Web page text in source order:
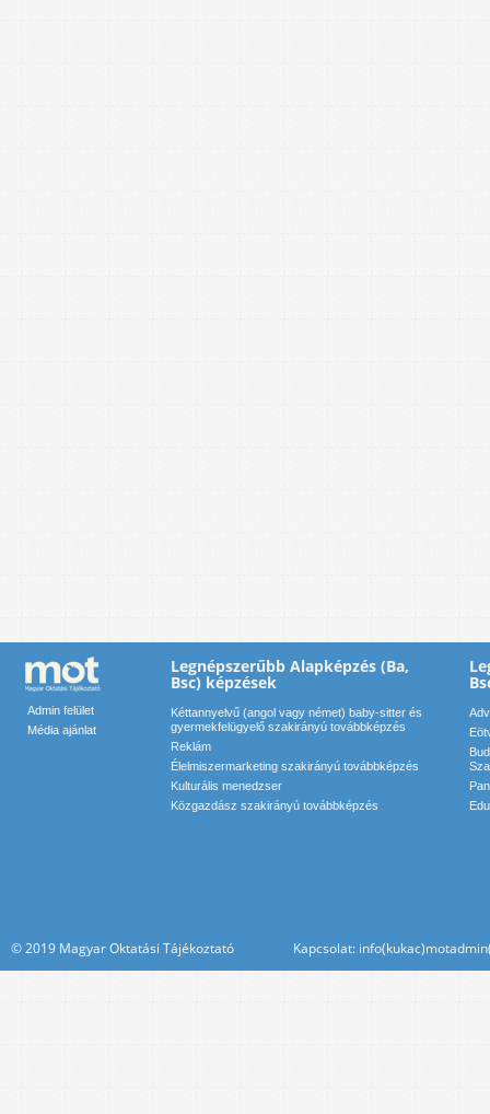
Admin felület
Média ajánlat
Legnépszerűbb Alapképzés (Ba,
Bsc) képzések
Kéttannyelvű (angol vagy német) baby-sitter és
gyermekfelügyelő szakirányú továbbképzés
Reklám
Élelmiszermarketing szakirányú továbbképzés
Kulturális menedzser
Közgazdász szakirányú továbbképzés
© 2019 Magyar Oktatási Tájékoztató Kapcsolat: